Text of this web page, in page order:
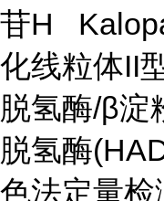
苷H
化线粒体II
脱氢酶/β淀
脱氢酶
色法定量